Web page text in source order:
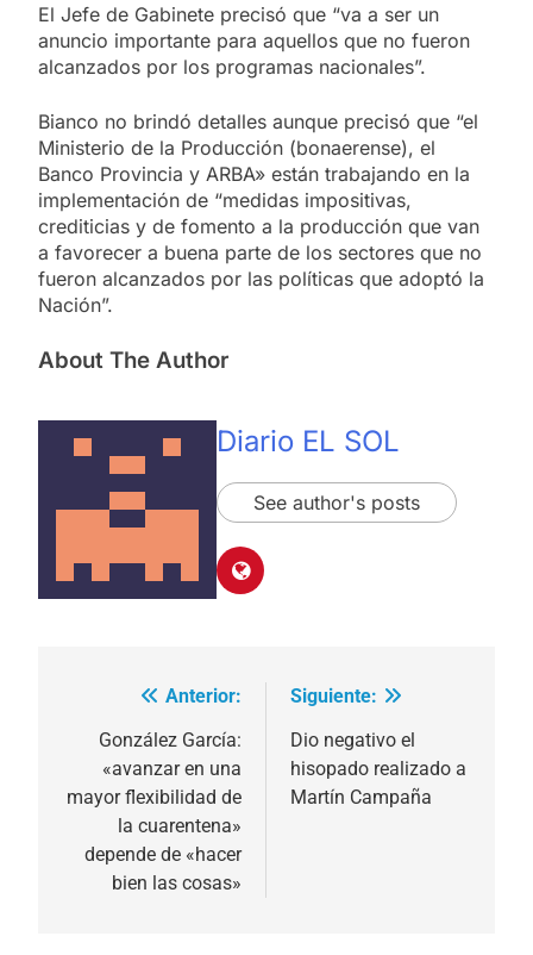
El Jefe de Gabinete precisó que “va a ser un
anuncio importante para aquellos que no fueron
alcanzados por los programas nacionales”.
Bianco no brindó detalles aunque precisó que “el
Ministerio de la Producción (bonaerense), el
Banco Provincia y ARBA» están trabajando en la
implementación de “medidas impositivas,
crediticias y de fomento a la producción que van
a favorecer a buena parte de los sectores que no
fueron alcanzados por las políticas que adoptó la
Nación”.
About The Author
Diario EL SOL
See author's posts
Navegación
entradas
Anterior:
González García:
«avanzar en una
mayor flexibilidad de
la cuarentena»
depende de «hacer
bien las cosas»
Siguiente:
Dio negativo el
hisopado realizado a
Martín Campaña